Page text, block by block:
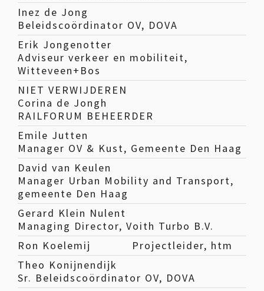
Inez de Jong
Beleidscoördinator OV, DOVA
Erik Jongenotter
Adviseur verkeer en mobiliteit,
Witteveen+Bos
NIET VERWIJDEREN
Corina de Jongh
RAILFORUM BEHEERDER
Emile Jutten
Manager OV & Kust, Gemeente Den Haag
David van Keulen
Manager Urban Mobility and Transport,
gemeente Den Haag
Gerard Klein Nulent
Managing Director, Voith Turbo B.V.
Ron Koelemij
Projectleider, htm
Theo Konijnendijk
Sr. Beleidscoördinator OV, DOVA